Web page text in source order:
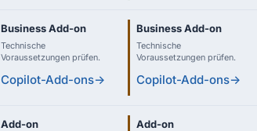
Business Add-on
Technische
Voraussetzungen prüfen.
Copilot-Add-ons→
Business Add-on
Technische
Voraussetzungen prüfen.
Copilot-Add-ons→
Add-on Add-on